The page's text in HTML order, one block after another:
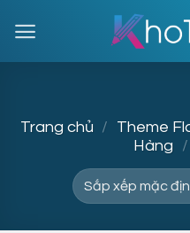
to
content
Trang chủ / Theme
Hàng
/